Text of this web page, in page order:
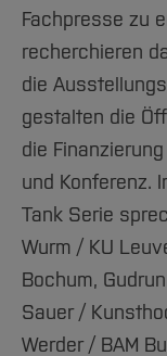
Fachpresse zu
recherchieren
die
gestalten die
die
und Konferenz.
Tank Serie
Wurm / KU
Bochum,
Sauer /
Werder / BAM